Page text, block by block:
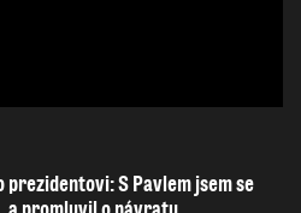
prezidentovi: S Pavlem jsem se